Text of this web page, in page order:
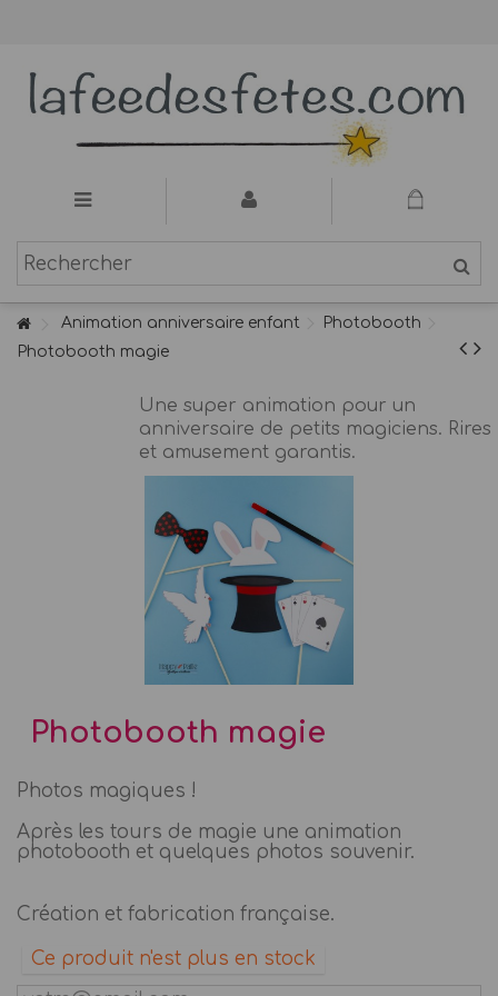
Animation anniversaire enfant
Photobooth
Photobooth magie
Une super animation pour un
anniversaire de petits magiciens. Rires
et amusement garantis.
Photobooth magie
Photos magiques !
Après les tours de magie une animation
photobooth et quelques photos souvenir.
Création et fabrication française.
Ce produit n'est plus en stock